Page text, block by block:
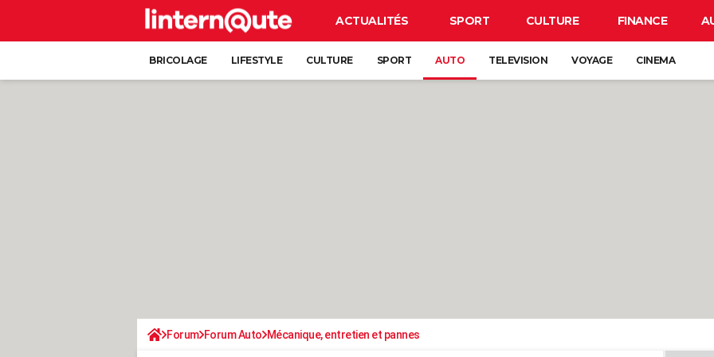
ACTUALITÉS SPORT CULTURE FINANCE
BRICOLAGE LIFESTYLE CULTURE SPORT AUTO TELEVISION VOYAGE CINEMA
Forum Forum Auto Mécanique, entretien et pannes